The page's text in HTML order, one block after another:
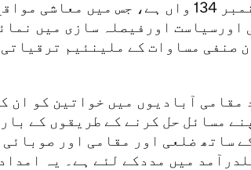
پاکستان کا نمبر 134 واں ہے، جس میں
اورسیاست اورفیصلہ سازی میں
صنفی مساوات کے ملینئیم
مقامی آبادیوں میں خواتین کو ان
مسائل حل کرنے کے طریقوں کے
ساتھ ضلعی اور مقامی اور
میں مددکے لئے ہے۔ یہ